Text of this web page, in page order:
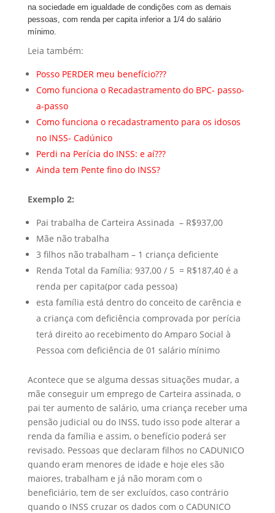
na sociedade em igualdade de condições com as demais
pessoas, com renda per capita inferior a 1/4 do salário
mínimo.
Leia também:
Posso PERDER meu benefício???
Como funciona o Recadastramento do BPC- passo-
a-passo
Como funciona o recadastramento para os idosos
no INSS- Cadúnico
Perdi na Perícia do INSS: e aí???
Ainda tem Pente fino do INSS?
Exemplo 2:
Pai trabalha de Carteira Assinada – R$937,00
Mãe não trabalha
3 filhos não trabalham – 1 criança deficiente
Renda Total da Família: 937,00 / 5 = R$187,40 é a
renda per capita(por cada pessoa)
esta família está dentro do conceito de carência e
a criança com deficiência comprovada por perícia
terá direito ao recebimento do Amparo Social à
Pessoa com deficiência de 01 salário mínimo
Acontece que se alguma dessas situações mudar, a
mãe conseguir um emprego de Carteira assinada, o
pai ter aumento de salário, uma criança receber uma
pensão judicial ou do INSS, tudo isso pode alterar a
renda da família e assim, o benefício poderá ser
revisado. Pessoas que declaram filhos no CADUNICO
quando eram menores de idade e hoje eles são
maiores, trabalham e já não moram com o
beneficiário, tem de ser excluídos, caso contrário
quando o INSS cruzar os dados com o CADUNICO